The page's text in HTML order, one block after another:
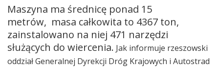
Maszyna ma średnicę ponad 15
metrów, masa całkowita to 4367 ton,
zainstalowano na niej 471 narzędzi
służących do wiercenia. Jak informuje rzeszowski
oddział Generalnej Dyrekcji Dróg Krajowych i Autostrad